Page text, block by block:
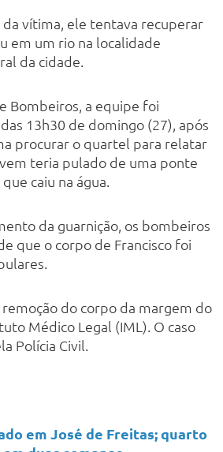
vítima, ele tentava recuperar
em um rio na localidade
da cidade.
Bombeiros, a equipe foi
13h30 de domingo (27), após
procurar o quartel para relatar
teria pulado de uma ponte
caiu na água.
da guarnição, os bombeiros
que o corpo de Francisco foi
do corpo da margem do
Médico Legal (IML). O caso
Polícia Civil.
em José de Freitas; quarto